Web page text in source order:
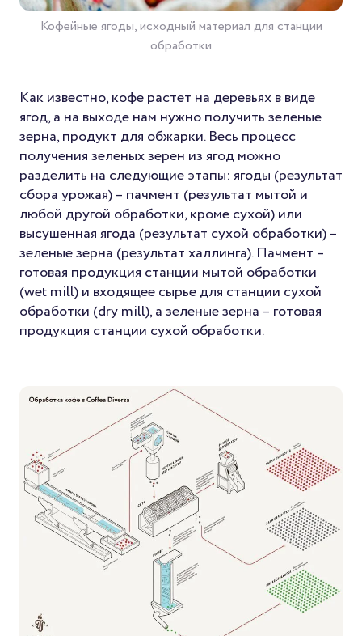
Кофейные ягоды, исходный материал для станции
обработки
Как известно, кофе растет на деревьях в виде
ягод, а на выходе нам нужно получить зеленые
зерна, продукт для обжарки. Весь процесс
получения зеленых зерен из ягод можно
разделить на следующие этапы: ягоды (результат
сбора урожая) – пачмент (результат мытой и
любой другой обработки, кроме сухой) или
высушенная ягода (результат сухой обработки) –
зеленые зерна (результат халлинга). Пачмент –
готовая продукция станции мытой обработки
(wet mill) и входящее сырье для станции сухой
обработки (dry mill), а зеленые зерна – готовая
продукция станции сухой обработки.